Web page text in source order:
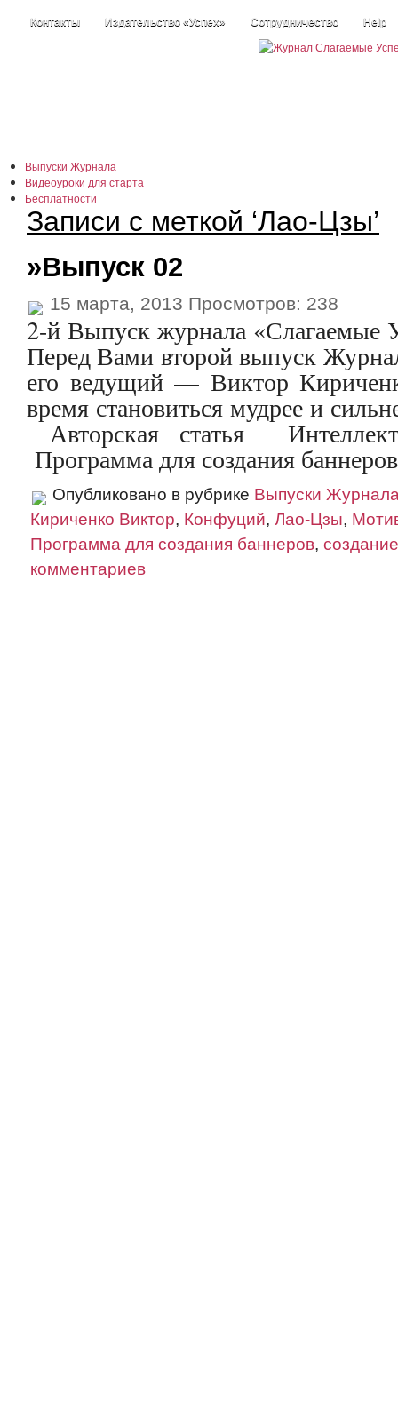
Контакты Издательство «Успех» Сотрудничество Help
Выпуски Журнала
Видеоуроки для старта
Бесплатности
Истории +
Наши информеры
Размышлизмы
Записи с меткой ‘Лао-Цзы’
»Выпуск 02
15 марта, 2013 Просмотров: 238
2-й Выпуск журнала «Слагаемые
Перед Вами второй выпуск
его ведущий — Виктор
время становиться мудрее и
Авторская статья
Программа для создания
Опубликовано в рубрике Выпуски
Кириченко Виктор, Конфуций, Лао-Цзы,
Программа для создания баннеров,
комментариев